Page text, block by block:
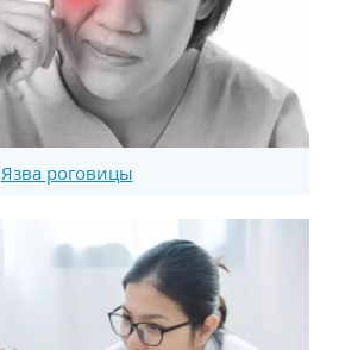
Язва роговицы